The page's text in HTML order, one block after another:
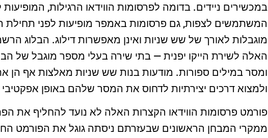
במכשירים ניידים. בדומה לפרסומות הווידאו הרגילות,
המשתמשים לצפות, גם פרסומות באמפר מופיעות לפני
מוגבלות לאורך של שש שניות ואינן מאפשרות דילוג. הבלוג
האלה לשירת הייקו יפנית — בתי שירה בעלי מספר מוגבל של
ומסר במילים ספורות. מודעות בנות שש שניות מאלצות אף הן
ולמצוא דרכים יצירתיות לדחוס את המסר שלהם באופן אפקטיבי
פורמט פרסומות הווידאו הקצרות האלה לא נועד להחליף את
ממקרי המבחן הראשונים שבעזרתם ניסתה גוגל את הפורמט